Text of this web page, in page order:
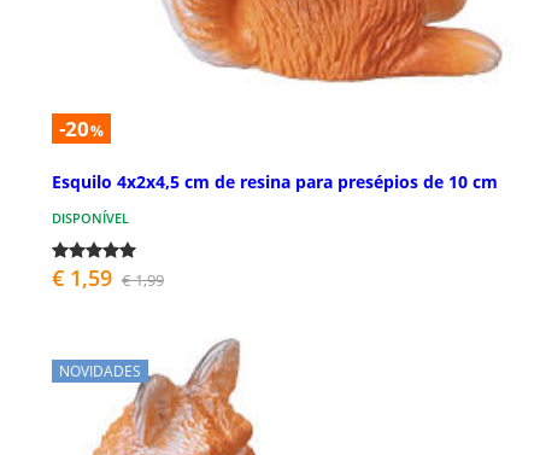
-20%
Esquilo 4x2x4,5 cm de resina para presépios de 10 cm
DISPONÍVEL
€ 1,59 € 1,99
NOVIDADES